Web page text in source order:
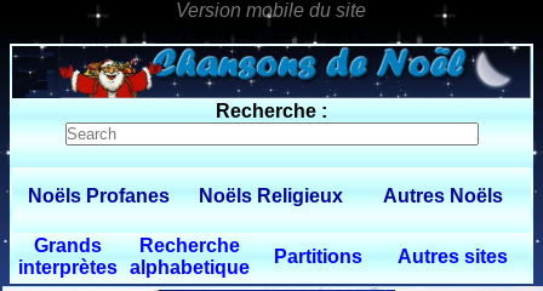
0 $limitbot 1 $limittot 2
Recherche :
Noëls Profanes Noëls Religieux Autres Noëls
Grands
interprètes
Recherche
alphabetique
Partitions Autres sites